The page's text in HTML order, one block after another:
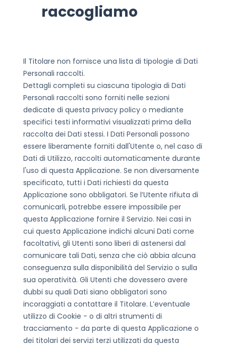
raccogliamo
Il Titolare non fornisce una lista di tipologie di Dati
Personali raccolti.
Dettagli completi su ciascuna tipologia di Dati
Personali raccolti sono forniti nelle sezioni
dedicate di questa privacy policy o mediante
specifici testi informativi visualizzati prima della
raccolta dei Dati stessi. I Dati Personali possono
essere liberamente forniti dall'Utente o, nel caso di
Dati di Utilizzo, raccolti automaticamente durante
l'uso di questa Applicazione. Se non diversamente
specificato, tutti i Dati richiesti da questa
Applicazione sono obbligatori. Se l’Utente rifiuta di
comunicarli, potrebbe essere impossibile per
questa Applicazione fornire il Servizio. Nei casi in
cui questa Applicazione indichi alcuni Dati come
facoltativi, gli Utenti sono liberi di astenersi dal
comunicare tali Dati, senza che ciò abbia alcuna
conseguenza sulla disponibilità del Servizio o sulla
sua operatività. Gli Utenti che dovessero avere
dubbi su quali Dati siano obbligatori sono
incoraggiati a contattare il Titolare. L’eventuale
utilizzo di Cookie - o di altri strumenti di
tracciamento - da parte di questa Applicazione o
dei titolari dei servizi terzi utilizzati da questa